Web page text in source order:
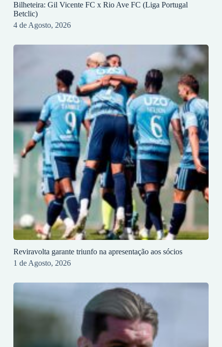
Bilheteira: Gil Vicente FC x Rio Ave FC (Liga Portugal
Betclic)
4 de Agosto, 2026
Reviravolta garante triunfo na apresentação aos sócios
1 de Agosto, 2026